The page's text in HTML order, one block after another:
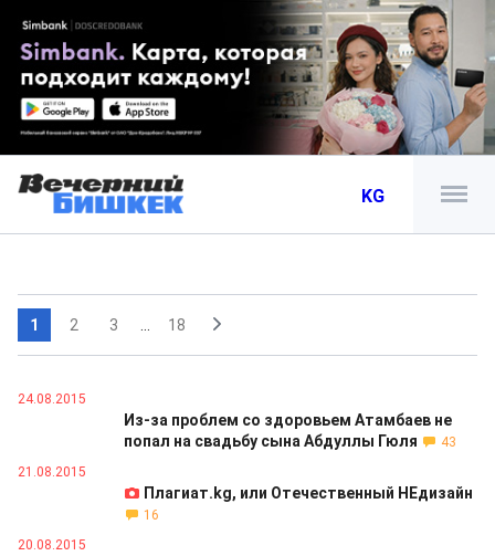
KG
1 2 3 18
24.08.2015
Из-за проблем со здоровьем Атамбаев не
попал на свадьбу сына Абдуллы Гюля
43
21.08.2015
Плагиат.kg, или Отечественный НЕдизайн
16
20.08.2015